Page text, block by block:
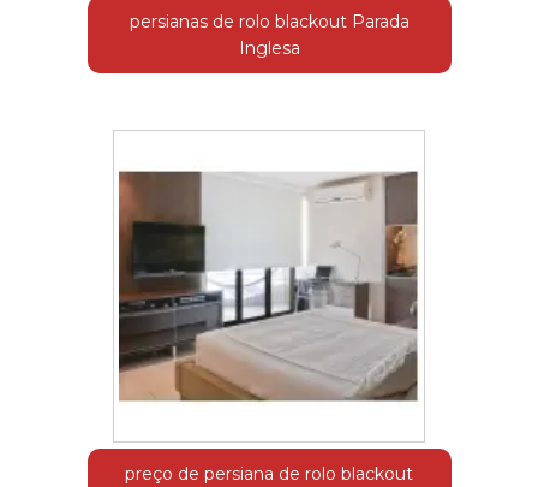
persianas de rolo blackout Parada
Inglesa
preço de persiana de rolo blackout